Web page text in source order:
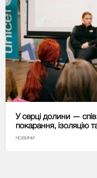
У серці долини —
покарання, ізоляцію
НОВИНИ